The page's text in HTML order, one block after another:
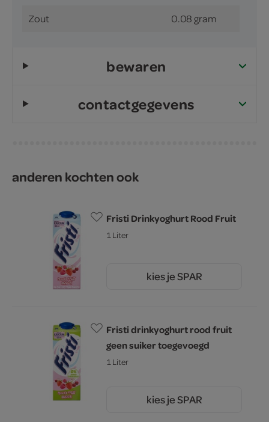
Zout 0.08 gram
bewaren
contactgegevens
anderen kochten ook
Fristi Drinkyoghurt Rood Fruit
1 Liter
kies je SPAR
Fristi drinkyoghurt rood fruit
geen suiker toegevoegd
1 Liter
kies je SPAR